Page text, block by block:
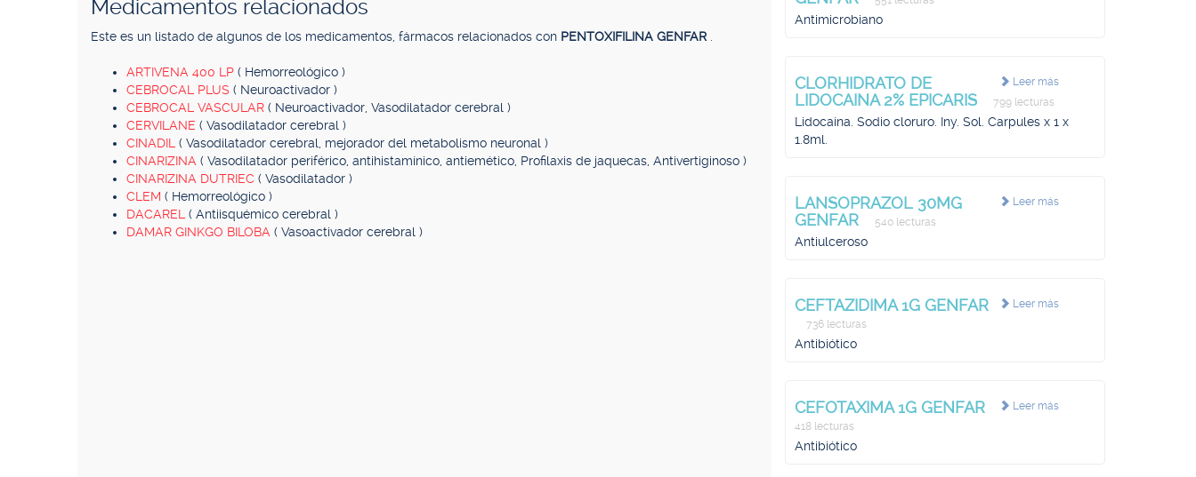
Medicamentos relacionados
Este es un listado de algunos de los medicamentos, fármacos relacionados con PENTOXIFILINA GENFAR
ARTIVENA 400 LP ( Hemorreológico )
CEBROCAL PLUS ( Neuroactivador )
CEBROCAL VASCULAR ( Neuroactivador, Vasodilatador cerebral )
CERVILANE ( Vasodilatador cerebral )
CINADIL ( Vasodilatador cerebral, mejorador del metabolismo neuronal )
CINARIZINA ( Vasodilatador periférico, antihistamínico, antiemético, Profilaxis de jaquecas, Antivertiginoso )
CINARIZINA DUTRIEC ( Vasodilatador )
CLEM ( Hemorreológico )
DACAREL ( Antiisquémico cerebral )
DAMAR GINKGO BILOBA ( Vasoactivador cerebral )
Antimicrobiano
Leer más
CLORHIDRATO DE
LIDOCAINA 2% EPICARIS
799 lecturas
Lidocaína. Sodio cloruro. Iny. Sol. Carpules x 1 x
1.8ml.
Leer más
LANSOPRAZOL 30MG
GENFAR
540 lecturas
Antiulceroso
Leer más
CEFTAZIDIMA 1G GENFAR
736 lecturas
Antibiótico
Leer más
CEFOTAXIMA 1G GENFAR
418 lecturas
Antibiótico